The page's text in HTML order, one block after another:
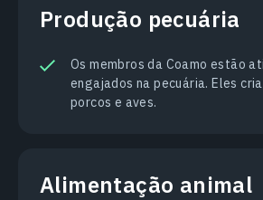
Produção pecuária
Os membros da Coamo estão
engajados na pecuária. Eles
porcos e aves.
Alimentação animal